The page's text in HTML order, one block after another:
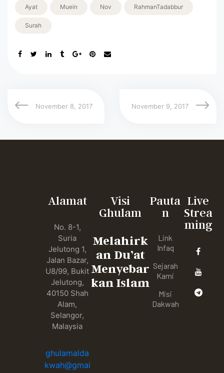
Ayat Muein Nov RahmanTadabbur
Surah
November 8, 2017 November 9, 2017
Alamat
No. 8-1,
Suria
Jelutong 1,
Jalan Bazar,
U8/99, Bukit
Jelutong,
40150 Shah
Alam,
Selangor,
Malaysia
ghulamalda
kwah@gmai
Visi
Ghulam
Melahirk
an Du’at
Menyebar
kan Islam
Pauta
n
Link
Infaq
Sejarah
Kami
Misi
Dakwah
Live
Strea
ming